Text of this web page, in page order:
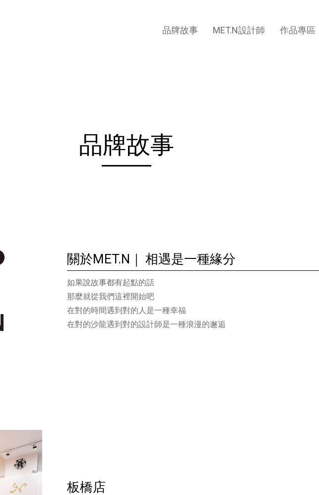
品牌故事 MET.N設計師 作品專區
品牌故事
關於MET.N｜ 相遇是一種緣分
如果說故事都有起點的話
那麼就從我們這裡開始吧
在對的時間遇到對的人是一種幸福
在對的沙龍遇到對的設計師是一種浪漫的邂逅
板橋店